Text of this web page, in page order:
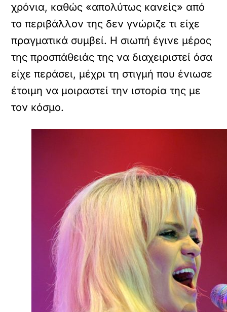
χρόνια, καθώς «απολύτως κανείς» από
το περιβάλλον της δεν γνώριζε τι είχε
πραγματικά συμβεί. Η σιωπή έγινε μέρος
της προσπάθειάς της να διαχειριστεί όσα
είχε περάσει, μέχρι τη στιγμή που ένιωσε
έτοιμη να μοιραστεί την ιστορία της με
τον κόσμο.